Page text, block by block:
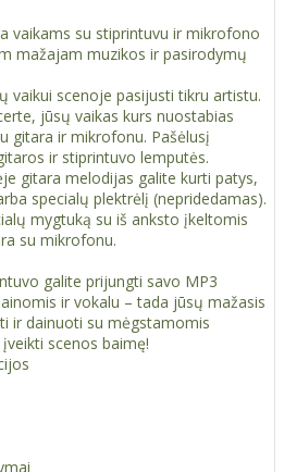
vaikams su stiprintuvu ir mikrofono
mažajam muzikos ir pasirodymų
vaikui scenoje pasijusti tikru artistu.
jūsų vaikas kurs nuostabias
gitara ir mikrofonu. Pašėlusį
ir stiprintuvo lemputės.
gitara melodijas galite kurti patys,
specialų plektrėlį (nepridedamas).
mygtuką su iš anksto įkeltomis
su mikrofonu.
galite prijungti savo MP3
ir vokalu – tada jūsų mažasis
ir dainuoti su mėgstamomis
scenos baimę!